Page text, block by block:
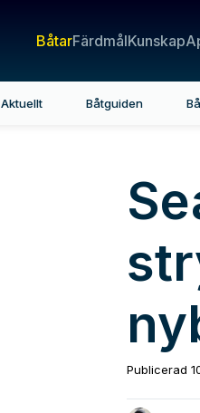
BåtarFärdmålKunskap
Aktuellt Båtguiden
Publicerad